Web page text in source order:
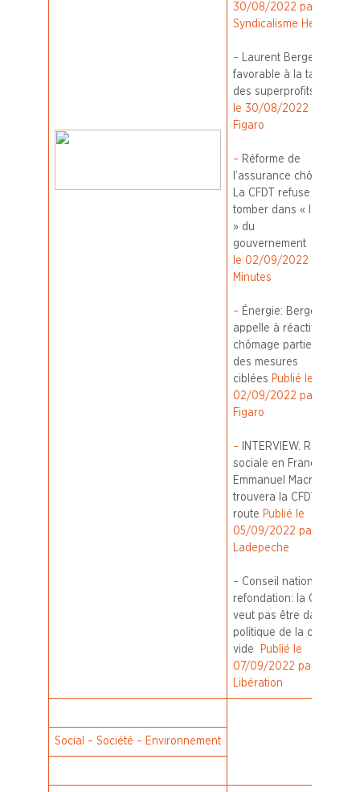
30/08/2022 par
Syndicalisme Hebdo
– Laurent Berger se dit
favorable à la taxation
des superprofits
le 30/08/2022 par Le
Figaro
– Réforme de
l’assurance chômage :
La CFDT refuse de
tomber dans « le piège
» du
gouvernement
le 02/09/2022 par 20
Minutes
– Énergie: Berger
appelle à réactiver le
chômage partiel et à
des mesures
ciblées Publié le
02/09/2022 par Le
Figaro
–
INTERVIEW. Rentrée
sociale en France :
Emmanuel Macron «
trouvera la CFDT sur sa
route Publié le
05/09/2022 par
Ladepeche
– Conseil national de la
refondation: la CFDT ne
veut pas être dans «la
politique de la chaise
vide
Publié le
07/09/2022 par
Libération
Social – Société – Environnement